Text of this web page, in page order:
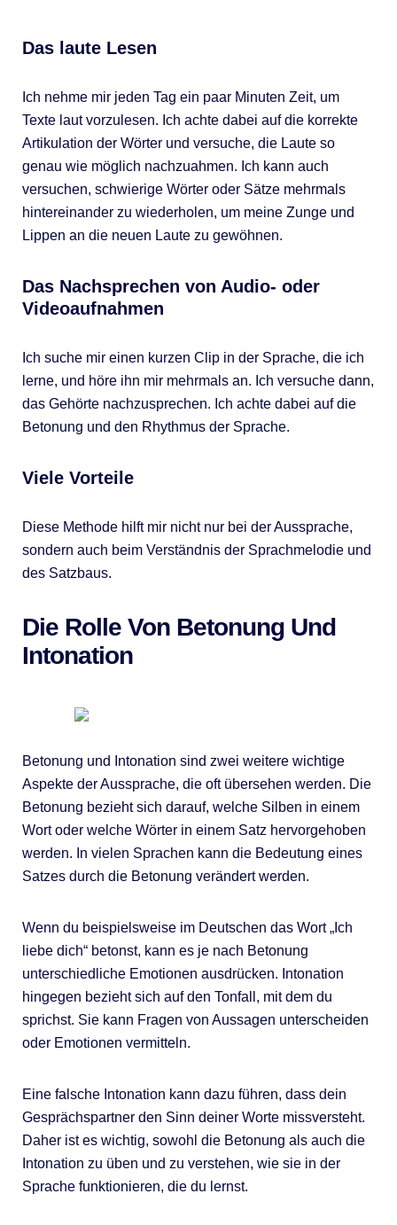
Das laute Lesen
Ich nehme mir jeden Tag ein paar Minuten Zeit, um
Texte laut vorzulesen. Ich achte dabei auf die korrekte
Artikulation der Wörter und versuche, die Laute so
genau wie möglich nachzuahmen. Ich kann auch
versuchen, schwierige Wörter oder Sätze mehrmals
hintereinander zu wiederholen, um meine Zunge und
Lippen an die neuen Laute zu gewöhnen.
Das Nachsprechen von Audio- oder
Videoaufnahmen
Ich suche mir einen kurzen Clip in der Sprache, die ich
lerne, und höre ihn mir mehrmals an. Ich versuche dann,
das Gehörte nachzusprechen. Ich achte dabei auf die
Betonung und den Rhythmus der Sprache.
Viele Vorteile
Diese Methode hilft mir nicht nur bei der Aussprache,
sondern auch beim Verständnis der Sprachmelodie und
des Satzbaus.
Die Rolle Von Betonung Und
Intonation
Betonung und Intonation sind zwei weitere wichtige
Aspekte der Aussprache, die oft übersehen werden. Die
Betonung bezieht sich darauf, welche Silben in einem
Wort oder welche Wörter in einem Satz hervorgehoben
werden. In vielen Sprachen kann die Bedeutung eines
Satzes durch die Betonung verändert werden.
Wenn du beispielsweise im Deutschen das Wort „Ich
liebe dich“ betonst, kann es je nach Betonung
unterschiedliche Emotionen ausdrücken. Intonation
hingegen bezieht sich auf den Tonfall, mit dem du
sprichst. Sie kann Fragen von Aussagen unterscheiden
oder Emotionen vermitteln.
Eine falsche Intonation kann dazu führen, dass dein
Gesprächspartner den Sinn deiner Worte missversteht.
Daher ist es wichtig, sowohl die Betonung als auch die
Intonation zu üben und zu verstehen, wie sie in der
Sprache funktionieren, die du lernst.